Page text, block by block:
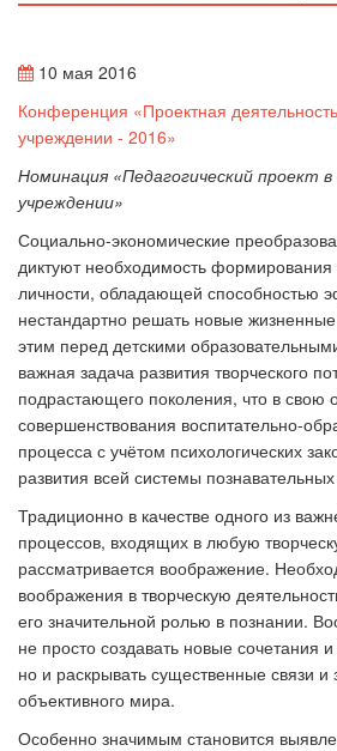
10 мая 2016
Конференция «Проектная
учреждении - 2016»
Номинация «Педагогический проект
учреждении»
Социально-экономические
диктуют необходимость формирования
личности, обладающей способностью
нестандартно решать новые
этим перед детскими
важная задача развития творческого
подрастающего поколения, что в свою
совершенствования воспитательно-
процесса с учётом психологических
развития всей системы
Традиционно в качестве одного из
процессов, входящих в любую
рассматривается воображение.
воображения в творческую
его значительной ролью в познании.
не просто создавать новые сочетания
но и раскрывать существенные связи и
объективного мира.
Особенно значимым становится